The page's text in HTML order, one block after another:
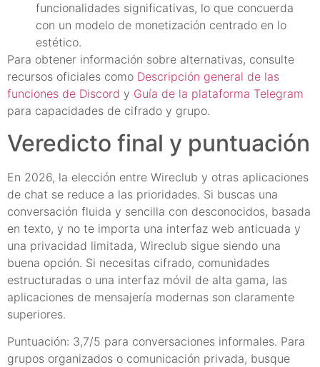
funcionalidades significativas, lo que concuerda
con un modelo de monetización centrado en lo
estético.
Para obtener información sobre alternativas, consulte
recursos oficiales como Descripción general de las
funciones de Discord y Guía de la plataforma Telegram
para capacidades de cifrado y grupo.
Veredicto final y puntuación
En 2026, la elección entre Wireclub y otras aplicaciones
de chat se reduce a las prioridades. Si buscas una
conversación fluida y sencilla con desconocidos, basada
en texto, y no te importa una interfaz web anticuada y
una privacidad limitada, Wireclub sigue siendo una
buena opción. Si necesitas cifrado, comunidades
estructuradas o una interfaz móvil de alta gama, las
aplicaciones de mensajería modernas son claramente
superiores.
Puntuación: 3,7/5 para conversaciones informales. Para
grupos organizados o comunicación privada, busque